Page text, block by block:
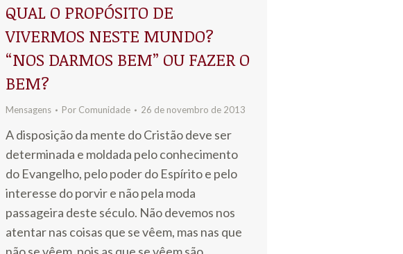
QUAL O PROPÓSITO DE
VIVERMOS NESTE MUNDO?
“NOS DARMOS BEM” OU FAZER O
BEM?
Mensagens Por Comunidade 26 de novembro de 2013
A disposição da mente do Cristão deve ser
determinada e moldada pelo conhecimento
do Evangelho, pelo poder do Espírito e pelo
interesse do porvir e não pela moda
passageira deste século. Não devemos nos
atentar nas coisas que se vêem, mas nas que